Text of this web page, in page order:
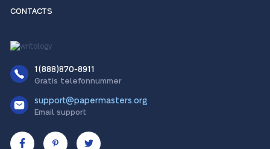
CONTACTS
1(888)870-8911
Gratis telefonnummer
support@papermasters.org
Email support